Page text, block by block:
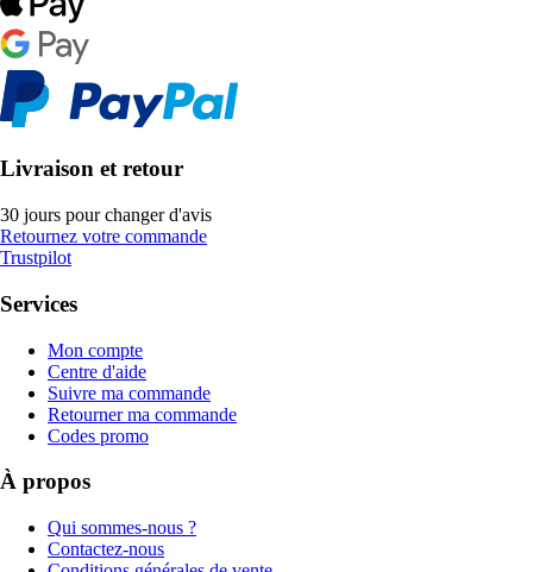
Livraison et retour
30 jours pour changer d'avis
Retournez votre commande
Trustpilot
Services
Mon compte
Centre d'aide
Suivre ma commande
Retourner ma commande
Codes promo
À propos
Qui sommes-nous ?
Contactez-nous